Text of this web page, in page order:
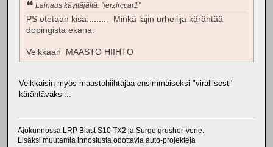
Lainaus käyttäjältä: "jerzirccar1"
PS otetaan kisa......... Minkä lajin urheilija kärähtää
dopingista ekana.
Veikkaan MAASTO HIIHTO
Veikkaisin myös maastohiihtäjää ensimmäiseksi "virallisesti"
kärähtäväksi...
Ajokunnossa LRP Blast S10 TX2 ja Surge grusher-vene.
Lisäksi muutamia innostusta odottavia auto-projekteja